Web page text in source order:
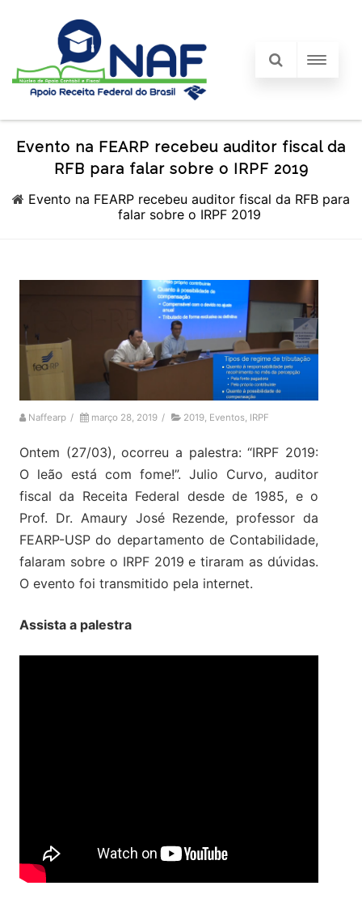
Evento na FEARP recebeu auditor fiscal da
RFB para falar sobre o IRPF 2019
Evento na FEARP recebeu auditor fiscal da RFB para
falar sobre o IRPF 2019
Naffearp / março 28, 2019 / 2019 Eventos IRPF
Ontem (27/03), ocorreu a palestra: “IRPF 2019:
O leão está com fome!”. Julio Curvo, auditor
fiscal da Receita Federal desde de 1985, e o
Prof. Dr. Amaury José Rezende, professor da
FEARP-USP do departamento de Contabilidade,
falaram sobre o IRPF 2019 e tiraram as dúvidas.
O evento foi transmitido pela internet.
Assista a palestra